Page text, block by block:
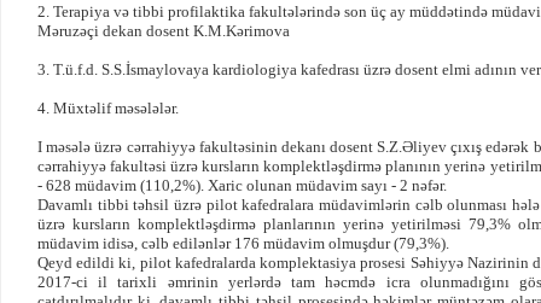
2. Terapiya və tibbi profilaktika fakultələrində son üç ay müddətində
Məruzəçi dekan dosent K.M.Kərimova
3. T.ü.f.d. S.S.İsmaylovaya kardiologiya kafedrası üzrə dosent elmi adının
4. Müxtəlif məsələlər.
I məsələ üzrə cərrahiyyə fakultəsinin dekanı dosent S.Z.Əliyev çıxış
cərrahiyyə fakultəsi üzrə kursların komplektləşdirmə planının yerinə
- 628 müdavim (110,2%). Xaric olunan müdavim sayı - 2 nəfər.
Davamlı tibbi təhsil üzrə pilot kafedralara müdavimlərin cəlb olunması
üzrə kursların komplektləşdirmə planlarının yerinə yetirilməsi 79,3%
müdavim idisə, cəlb edilənlər 176 müdavim olmuşdur (79,3%).
Qeyd edildi ki, pilot kafedralarda komplektasiya prosesi Səhiyyə Nazirinin
2017-ci il tarixli əmrinin yerlərdə tam həcmdə icra olunmadığını